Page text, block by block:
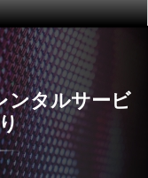
ンタルサービ